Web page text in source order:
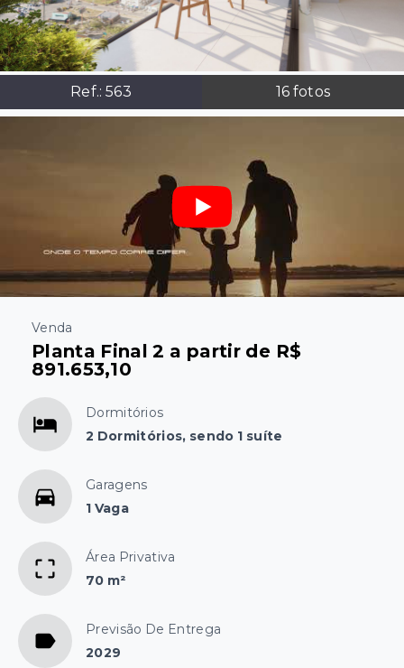
Ref.:563 16 fotos
Venda
Planta Final 2 a partir de R$
891.653,10
Dormitórios
2 Dormitórios, sendo 1 suíte
Garagens
1 Vaga
Área Privativa
70 m²
Previsão De Entrega
2029